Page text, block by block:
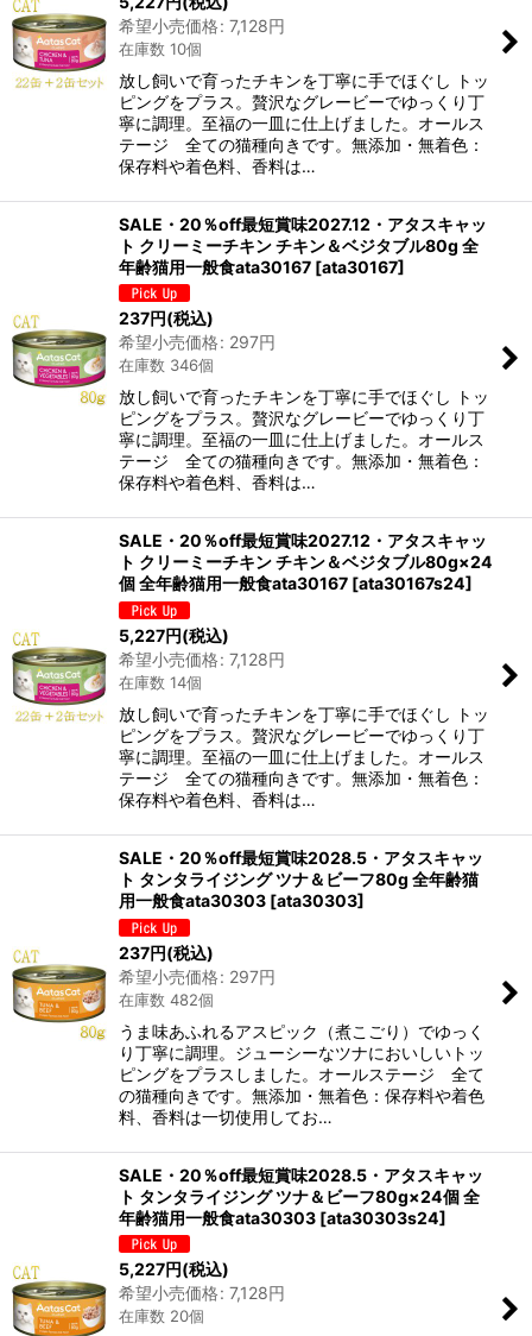
希望小売価格: 7,128円
在庫数 10個
放し飼いで育ったチキンを丁寧に手でほぐし トッ
ピングをプラス。贅沢なグレービーでゆっくり丁
寧に調理。至福の一皿に仕上げました。オールス
テージ 全ての猫種向きです。無添加・無着色：
保存料や着色料、香料は…
SALE・20％off最短賞味2027.12・アタスキャッ
ト クリーミーチキン チキン＆ベジタブル80g 全
年齢猫用一般食ata30167 [ata30167]
237円(税込)
希望小売価格: 297円
在庫数 346個
放し飼いで育ったチキンを丁寧に手でほぐし トッ
ピングをプラス。贅沢なグレービーでゆっくり丁
寧に調理。至福の一皿に仕上げました。オールス
テージ 全ての猫種向きです。無添加・無着色：
保存料や着色料、香料は…
SALE・20％off最短賞味2027.12・アタスキャッ
ト クリーミーチキン チキン＆ベジタブル80g×24
個 全年齢猫用一般食ata30167 [ata30167s24]
5,227円(税込)
希望小売価格: 7,128円
在庫数 14個
放し飼いで育ったチキンを丁寧に手でほぐし トッ
ピングをプラス。贅沢なグレービーでゆっくり丁
寧に調理。至福の一皿に仕上げました。オールス
テージ 全ての猫種向きです。無添加・無着色：
保存料や着色料、香料は…
SALE・20％off最短賞味2028.5・アタスキャッ
ト タンタライジング ツナ＆ビーフ80g 全年齢猫
用一般食ata30303 [ata30303]
237円(税込)
希望小売価格: 297円
在庫数 482個
うま味あふれるアスピック（煮こごり）でゆっく
り丁寧に調理。ジューシーなツナにおいしいトッ
ピングをプラスしました。オールステージ 全て
の猫種向きです。無添加・無着色：保存料や着色
料、香料は一切使用してお…
SALE・20％off最短賞味2028.5・アタスキャッ
ト タンタライジング ツナ＆ビーフ80g×24個 全
年齢猫用一般食ata30303 [ata30303s24]
5,227円(税込)
希望小売価格: 7,128円
在庫数 20個